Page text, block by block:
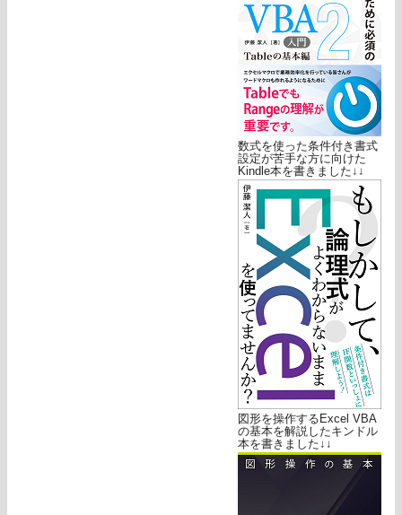
数式を使った条件付き書式
設定が苦手な方に向けた
Kindle本を書きました↓↓
図形を操作するExcel VBA
の基本を解説したキンドル
本を書きました↓↓